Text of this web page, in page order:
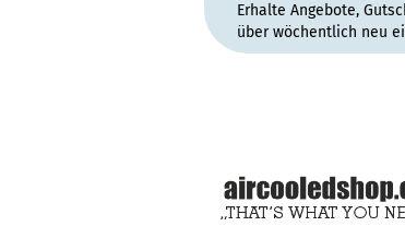
Erhalte Angebote,
über wöchentlich neu